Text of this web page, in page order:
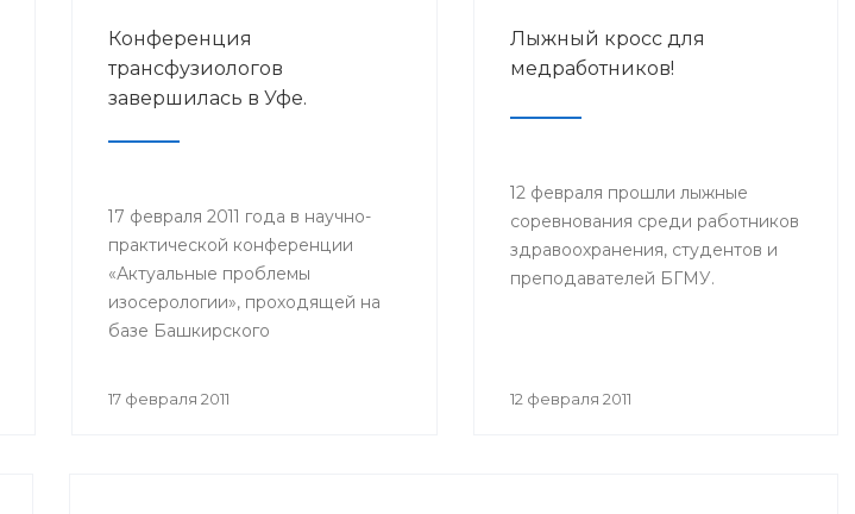
Конференция
трансфузиологов
завершилась в Уфе.
17 февраля 2011 года в научно-
практической конференции
«Актуальные проблемы
изосерологии», проходящей на
базе Башкирского
приняли участие врачи-
17 февраля 2011
Лыжный кросс для
медработников!
12 февраля прошли лыжные
соревнования среди работников
здравоохранения, студентов и
преподавателей БГМУ.
12 февраля 2011